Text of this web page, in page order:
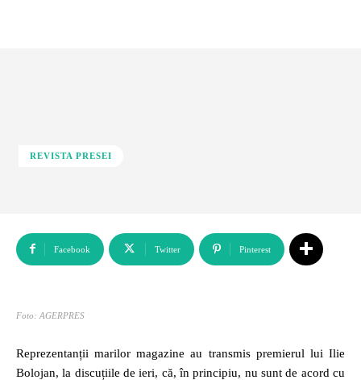
REVISTA PRESEI
Facebook Twitter Pinterest
Foto: AGERPRES
Reprezentanții marilor magazine au transmis premierul lui Ilie
Bolojan, la discuțiile de ieri, că, în principiu, nu sunt de acord cu